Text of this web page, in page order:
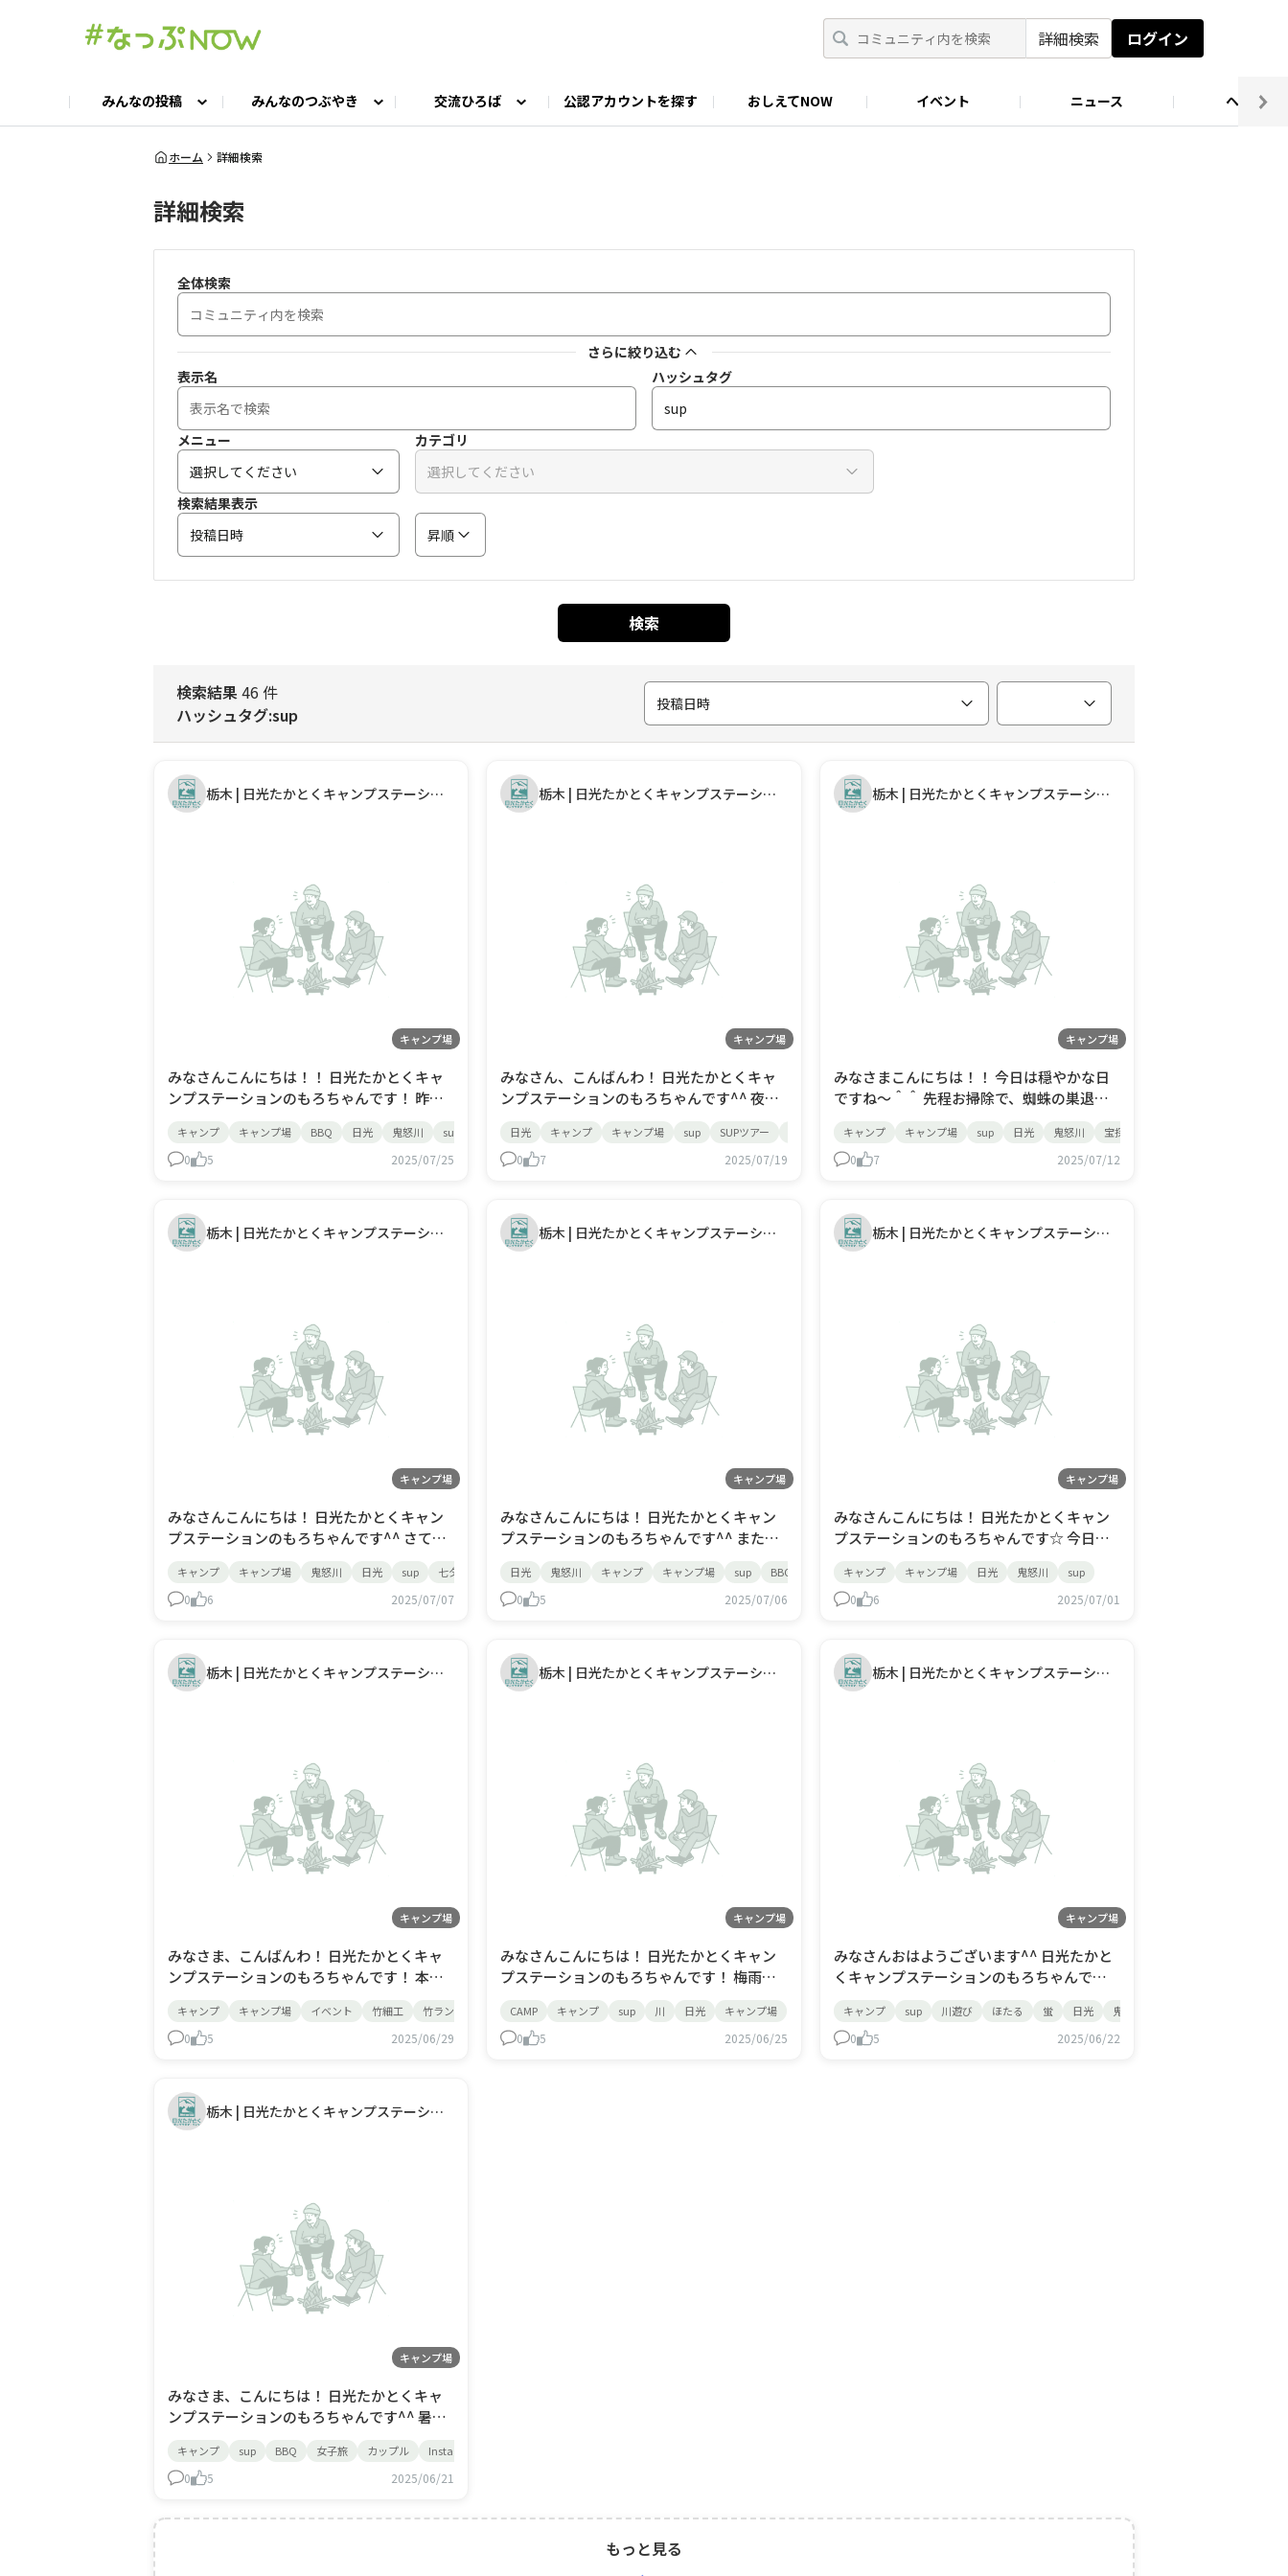
詳細検索 ログイン
みんなの投稿
投稿TOP みんなの投稿
みんなのつぶやき
つぶやきTOP
交流ひろば
交流ひろばTOP
キャンプギア語ろう会
公認アカウントを探す おしえてNOW イベント ニュース ヘルプ
よくある質問
ホーム 詳細検索
詳細検索
全体検索
さらに絞り込む
表示名
ハッシュタグ
メニュー
カテゴリ
選択してください
選択してください
検索結果表示
投稿日時
昇順
検索
検索結果46 件
ハッシュタグ:sup
投稿日時
栃木 | 日光たかとくキャンプステーション
キャンプ場
みなさんこんにちは！！ 日光たかとくキャ
ンプステーションのもろちゃんです！ 昨日
さんはいかがお過ごしですか？？^^ さて、
本日も暑い日が続いてますね！(^^ 溶けそう
て
キャンプ キャンプ場 BBQ 日光 鬼怒川 sup
0 5 2025/07/25
栃木 | 日光たかとくキャンプステーション
キャンプ場
みなさん、こんばんわ！ 日光たかとくキャ
ンプステーションのもろちゃんです^^ 夜の
夏が来てるって実感しちゃうなあ～！ 今日
はSUPツアーも盛り上がって楽しくされてる
るとうれ
日光 キャンプ キャンプ場 sup SUPツアー トレジャーハンティング BBQ
0 7 2025/07/19
栃木 | 日光たかとくキャンプステーション
キャンプ場
みなさまこんにちは！！ 今日は穏やかな日
ですね～＾＾ 先程お掃除で、蜘蛛の巣退治
らSUPツアーのご予約もあり、みなさん楽し
そうで うれしいですねえ～！ 実は午後にも
キャンプ キャンプ場 sup 日光 鬼怒川 宝探し
0 7 2025/07/12
栃木 | 日光たかとくキャンプステーション
キャンプ場
みなさんこんにちは！ 日光たかとくキャン
プステーションのもろちゃんです^^ さて、
姫さまと彦星さま・・・ ロマンチックです
よね～！ みなさまの願い事はなんですか？
夢は
キャンプ キャンプ場 鬼怒川 日光 sup 七夕 デイキャンプ
0 6 2025/07/07
栃木 | 日光たかとくキャンプステーション
キャンプ場
みなさんこんにちは！ 日光たかとくキャン
プステーションのもろちゃんです^^ また暑
がBBQ☆ タープやテーブルなどなど！ 設営
はスタッフが用意させて頂き お片付けもス
いあ
日光 鬼怒川 キャンプ キャンプ場 sup BBQ
0 5 2025/07/06
栃木 | 日光たかとくキャンプステーション
キャンプ場
みなさんこんにちは！ 日光たかとくキャン
プステーションのもろちゃんです☆ 今日も
～・・・！ 昨日よりはまだマシなのかなあ
～？ 最近はキャンプ場に隣接してます 鬼怒
ではなくても
キャンプ キャンプ場 日光 鬼怒川 sup
0 6 2025/07/01
栃木 | 日光たかとくキャンプステーション
キャンプ場
みなさま、こんばんわ！ 日光たかとくキャ
ンプステーションのもろちゃんです！ 本日
験ということで、県内県外から、 たくさん
のお客様がお越しいただきました！☆ キャ
アー体験
キャンプ キャンプ場 イベント 竹細工 竹ランタン 日光 鬼怒川 sup モルック パエリア
0 5 2025/06/29
栃木 | 日光たかとくキャンプステーション
キャンプ場
みなさんこんにちは！ 日光たかとくキャン
プステーションのもろちゃんです！ 梅雨の
夫でしょうか？！ ご無理なく水分補給をた
くさんとってくださいね！(^^♪ 今回は、日
CAMP キャンプ sup 川 日光 キャンプ場
0 5 2025/06/25
栃木 | 日光たかとくキャンプステーション
キャンプ場
みなさんおはようございます^^ 日光たかと
くキャンプステーションのもろちゃんです
す・・・！ 雨ふらないで～っ！（笑） 今回
のお話は なんと、6月28日は日光たかとくキ
キャンプ sup 川遊び ほたる 蛍 日光 鬼怒川
0 5 2025/06/22
栃木 | 日光たかとくキャンプステーション
キャンプ場
みなさま、こんにちは！ 日光たかとくキャ
ンプステーションのもろちゃんです^^ 暑い
か？ 水分補給をして、熱中症には十分に気
を付けていきましょうね！ さて！本日は
^^ こちらのなっぷなうの投稿が不定期更新
キャンプ sup BBQ 女子旅 カップル Instagram
0 5 2025/06/21
もっと見る